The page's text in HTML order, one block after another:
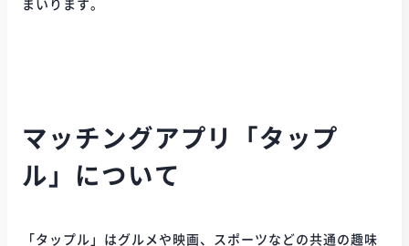
まいります。
マッチングアプリ「タップ
ル」について
「タップル」はグルメや映画、スポーツなどの共通の趣味